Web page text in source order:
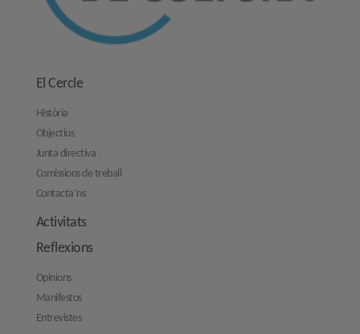
El Cercle
Història
Objectius
Junta directiva
Comissions de treball
Contacta’ns
Activitats
Reflexions
Opinions
Manifestos
Entrevistes